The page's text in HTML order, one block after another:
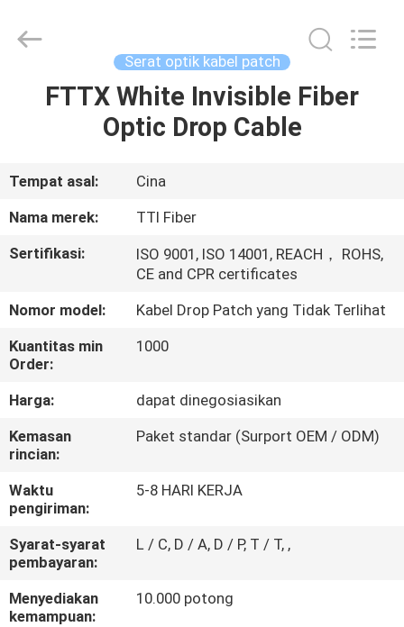
RUMAH
TENTANG
KAMI
TUR
KONTROL
KUALITAS
KAMI
PERMINTAAN
PENAWARAN
Tech.
Serat optik kabel patch
FTTX White Invisible Fiber
Optic Drop Cable
Tempat asal:
Cina
Nama merek:
TTI Fiber
Sertifikasi:
ISO 9001, ISO 14001, REACH， ROHS,
CE and CPR certificates
Nomor model:
Kabel Drop Patch yang Tidak Terlihat
Kuantitas min
Order:
1000
Harga:
dapat dinegosiasikan
Kemasan
rincian:
Paket standar (Surport OEM / ODM)
Waktu
pengiriman:
5-8 HARI KERJA
Syarat-syarat
pembayaran:
L / C, D / A, D / P, T / T, ,
Menyediakan
kemampuan:
10.000 potong